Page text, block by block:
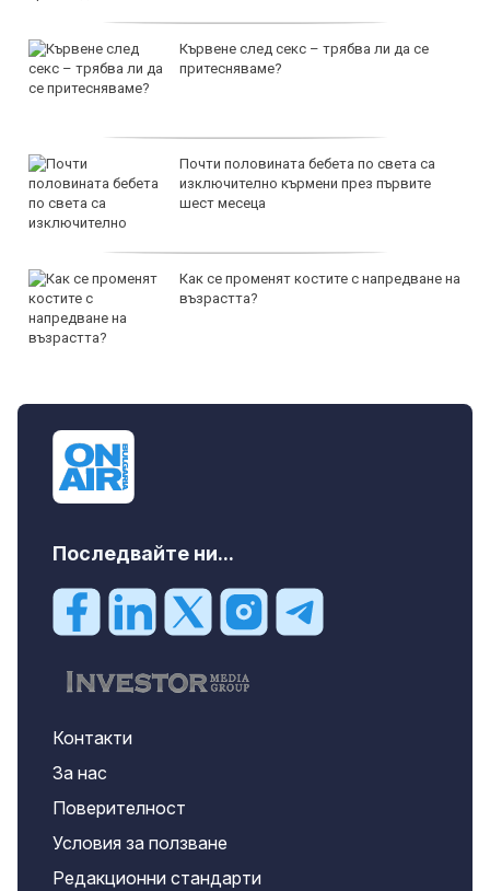
Кървене след секс – трябва ли да се
притесняваме?
Почти половината бебета по света са
изключително кърмени през първите
шест месеца
Как се променят костите с напредване на
възрастта?
Последвайте ни...
Контакти
За нас
Поверителност
Условия за ползване
Редакционни стандарти